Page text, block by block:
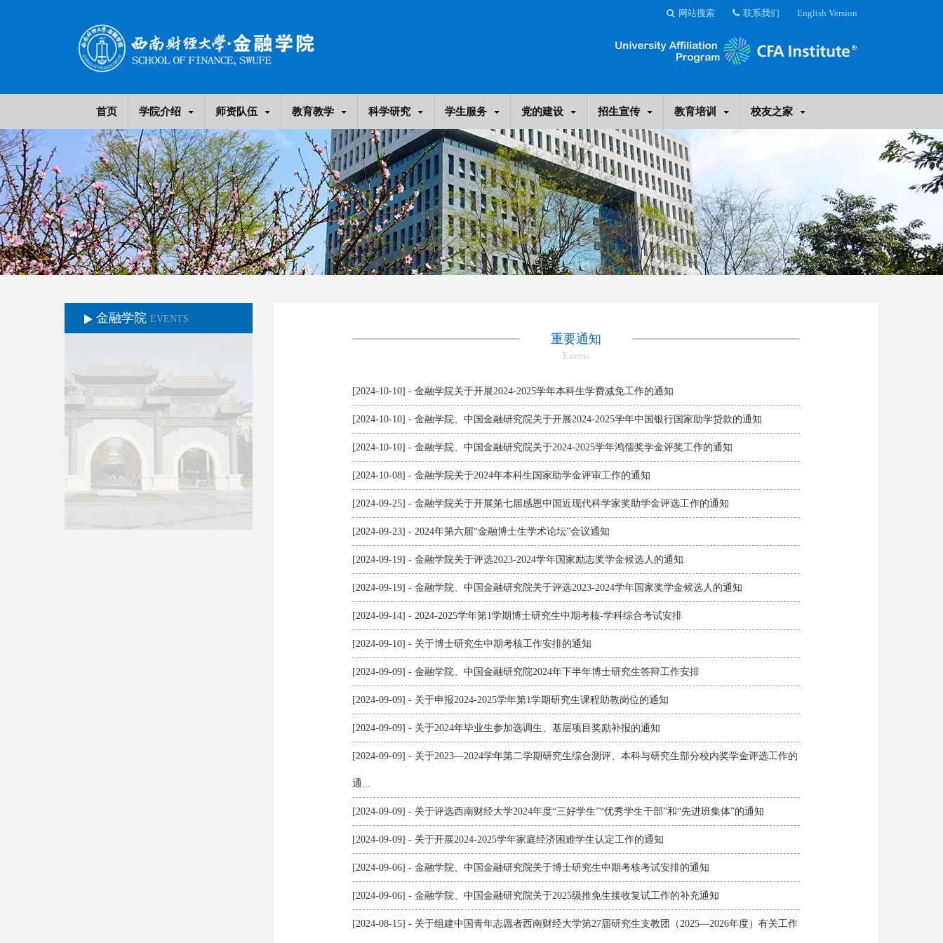
English Version
联系我们
网站搜索
首页 学院介绍 师资队伍 教育教学 科学研究 学生服务 党的建设 招生宣传 教育培训 校友之家
金融学院 EVENTS
重要通知
Events
[2024-10-10] - 金融学院关于开展2024-2025学年本科生学费减免工作的通知
[2024-10-10] - 金融学院、中国金融研究院关于开展2024-2025学年中国银行国家助学贷款的通知
[2024-10-10] - 金融学院、中国金融研究院关于2024-2025学年鸿儒奖学金评奖工作的通知
[2024-10-08] - 金融学院关于2024年本科生国家助学金评审工作的通知
[2024-09-25] - 金融学院关于开展第七届感恩中国近现代科学家奖助学金评选工作的通知
[2024-09-23] - 2024年第六届“金融博士生学术论坛”会议通知
[2024-09-19] - 金融学院关于评选2023-2024学年国家励志奖学金候选人的通知
[2024-09-19] - 金融学院、中国金融研究院关于评选2023-2024学年国家奖学金候选人的通知
[2024-09-14] - 2024-2025学年第1学期博士研究生中期考核-学科综合考试安排
[2024-09-10] - 关于博士研究生中期考核工作安排的通知
[2024-09-09] - 金融学院、中国金融研究院2024年下半年博士研究生答辩工作安排
[2024-09-09] - ​关于申报2024-2025学年第1学期研究生课程助教岗位的通知
[2024-09-09] - 关于2024年毕业生参加选调生、基层项目奖励补报的通知
[2024-09-09] - 关于2023—2024学年第二学期研究生综合测评、本科与研究生部分校内奖学金评选工作的
通...
[2024-09-09] - 关于评选西南财经大学2024年度“三好学生”“优秀学生干部”和“先进班集体”的通知
[2024-09-09] - 关于开展2024-2025学年家庭经济困难学生认定工作的通知
[2024-09-06] - 金融学院、中国金融研究院关于博士研究生中期考核考试安排的通知
[2024-09-06] - 金融学院、中国金融研究院关于2025级推免生接收复试工作的补充通知
[2024-08-15] - 关于组建中国青年志愿者西南财经大学第27届研究生支教团（2025—2026年度）有关工作